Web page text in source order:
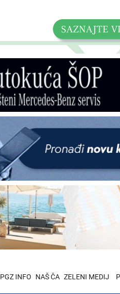
PGZ INFO NAŠ ČA ZELENI MEDIJ